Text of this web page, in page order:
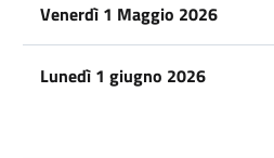
Venerdì 1 Maggio 2026
Lunedì 1 giugno 2026